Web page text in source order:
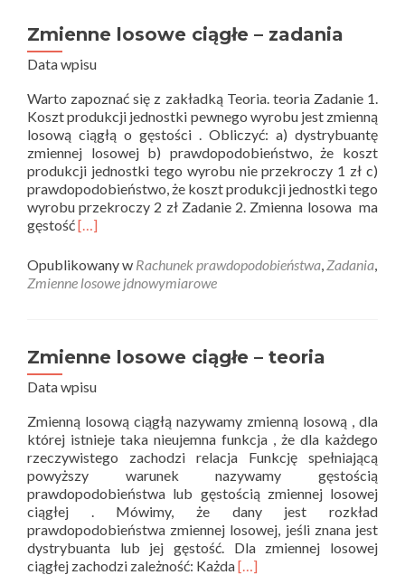
zmiennej
losowej
Zmienne losowe ciągłe – zadania
Data wpisu
Warto zapoznać się z zakładką Teoria. teoria Zadanie 1.
Koszt produkcji jednostki pewnego wyrobu jest zmienną
losową ciągłą o gęstości . Obliczyć: a) dystrybuantę
zmiennej losowej b) prawdopodobieństwo, że koszt
produkcji jednostki tego wyrobu nie przekroczy 1 zł c)
prawdopodobieństwo, że koszt produkcji jednostki tego
wyrobu przekroczy 2 zł Zadanie 2. Zmienna losowa ma
gęstośćRead
about
Zmienne
zadania
[…]
Opublikowany w Rachunek prawdopodobieństwa, Zadania,
Zmienne losowe jdnowymiarowe
Zmienne losowe ciągłe – teoria
Data wpisu
Zmienną losową ciągłą nazywamy zmienną losową , dla
której istnieje taka nieujemna funkcja , że dla każdego
rzeczywistego zachodzi relacja Funkcję spełniającą
powyższy warunek nazywamy gęstością
prawdopodobieństwa lub gęstością zmiennej losowej
ciągłej . Mówimy, że dany jest rozkład
prawdopodobieństwa zmiennej losowej, jeśli znana jest
dystrybuanta lub jej gęstość. Dla zmiennej losowej
ciągłej zachodzi zależność: KażdaRead
[…]